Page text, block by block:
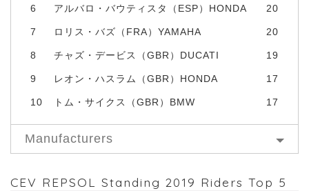
6 アルバロ・バウティスタ（ESP）HONDA 20
7 ロリス・バズ（FRA）YAMAHA 20
8 チャズ・デービス（GBR）DUCATI 19
9 レオン・ハスラム（GBR）HONDA 17
10 トム・サイクス（GBR）BMW 17
Manufacturers
CEV REPSOL Standing 2019 Riders Top 5